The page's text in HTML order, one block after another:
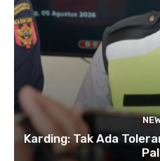
Karding: Tak Ada